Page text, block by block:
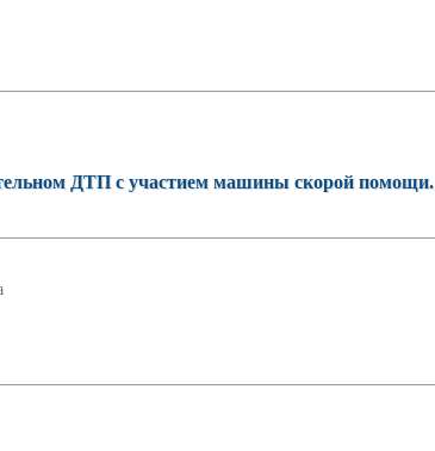
ДТП с участием машины скорой помощи.